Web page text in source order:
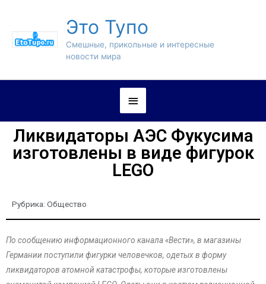
Это Тупо
Смешные, прикольные и интересные
новости мира
Ликвидаторы АЭС Фукусима
изготовлены в виде фигурок
LEGO
Рубрика: Общество
По сообщению информационного канала «Вести», в магазины
Германии поступили фигурки человечков, одетых в форму
ликвидаторов атомной катастрофы, которые изготовлены